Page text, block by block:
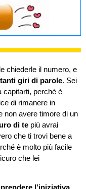
chiederle il numero, e
giri di parole. Sei
capitarti, perché è
di rimanere in
non avere timore di un
di te più avrai
che ti trovi bene a
è molto più facile
che lei